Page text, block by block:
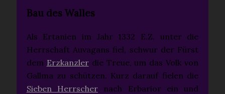
Bau des Walles
Als Ertanien im Jahr 1332 E.Z. unter die
Herrschaft Auvagans fiel, schwur der Fürst
dem Erzkanzlerdie Treue, um das Volk von
Gallma zu schützen. Kurz darauf fielen die
Sieben Herrschernach Erbarior ein und